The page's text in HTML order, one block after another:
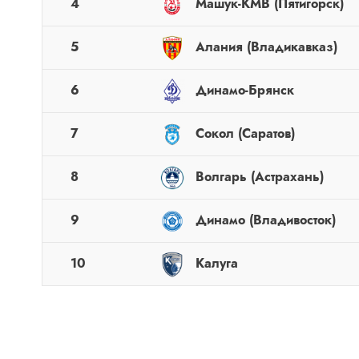
5 Алания (Владикавказ)
6 Динамо-Брянск
7 Сокол (Саратов)
8 Волгарь (Астрахань)
9 Динамо (Владивосток)
10 Калуга